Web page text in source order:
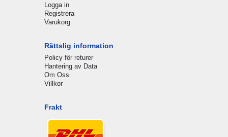
Logga in
Registrera
Varukorg
Rättslig information
Policy för returer
Hantering av Data
Om Oss
Villkor
Frakt